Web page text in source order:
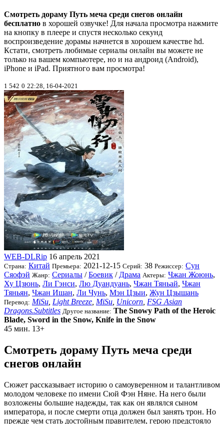
Смотреть дораму Путь меча среди снегов онлайн
бесплатно в хорошей озвучке! Для начала просмотра нажмите
на кнопку в плеере и спустя несколько секунд
воспроизведение дорамы начнется в хорошем качестве hd.
Кстати, смотреть любимые сериалы онлайн вы можете не
только на вашем компьютере, но и на андроид (Android),
iPhone и iPad. Приятного вам просмотра!
1 542 0 22:28, 16-04-2021
WEB-DLRip 16 апрель 2021
Страна: Китай Премьера: 2021-12-15 Серий: 38 Режиссер: Сун
Сяофэй Жанр: Сериалы /Боевик / Драма Актеры: Чжан Жоюнь,
Ху Цзюнь, Ли Гэнси, Лю Дуандуань, Чжан Тяньай, Чжан
Тяньян, Чжан Ишан, Ли Чунь, Мэн Цзыи, Жун Цзышань
Перевод: MiSu Light Breeze MiSu Unicorn FSG Asian
Dragons.Subtitles Другое название: The Snowy Path of the Heroic
Blade, Sword in the Snow, Knife in the Snow
45 мин. 13+
Смотреть дораму Путь меча среди
снегов онлайн
Сюжет рассказывает историю о самоуверенном и талантливом
молодом человеке по имени Сюй Фэн Няне. На него были
возложены большие надежды, так как он являлся сыном
императора, и после смерти отца должен был занять трон. Но
прежде чем стать достойным правителем, герою предстояло